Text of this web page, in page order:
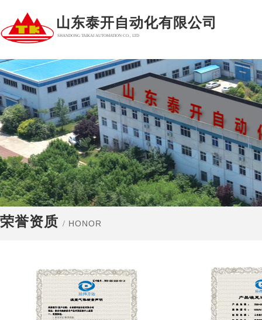
山东泰开自动化有限公司
SHANDONG TAIKAI AUTOMATION CO., LTD
荣誉资质 / HONOR​